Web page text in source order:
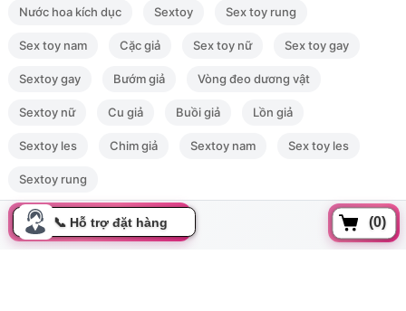
(0)
Để xa tầm tay trẻ em.
Nước hoa kích dục Sextoy Sex toy rung
Sex toy nam Cặc giả Sex toy nữ Sex toy gay
Sextoy gay Bướm giả Vòng đeo dương vật
Sextoy nữ Cu giả Buồi giả Lồn giả
Sextoy les Chim giả Sextoy nam Sex toy les
Sextoy rung